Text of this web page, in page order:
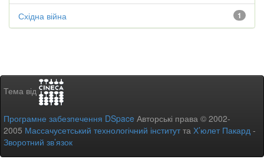
1
Східна війна
Тема від
Програмне забезпечення DSpace Авторські права © 2002-
2005 Массачусетський технологічний інститутта Х’юлет Пакард -
Зворотний зв’язок